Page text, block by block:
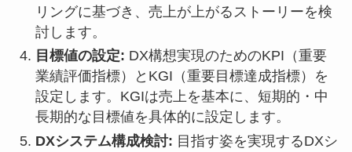
リングに基づき、売上が上がるストーリーを検
討します。
目標値の設定: DX構想実現のためのKPI（重要
業績評価指標）とKGI（重要目標達成指標）を
設定します。KGIは売上を基本に、短期的・中
長期的な目標値を具体的に設定します。
DXシステム構成検討: 目指す姿を実現するDXシ